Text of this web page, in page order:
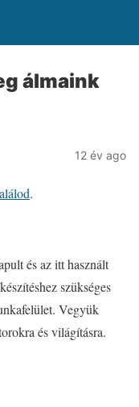
álmaink
12 év ago
.
és az itt használt
szükséges
Vegyük
és világításra.